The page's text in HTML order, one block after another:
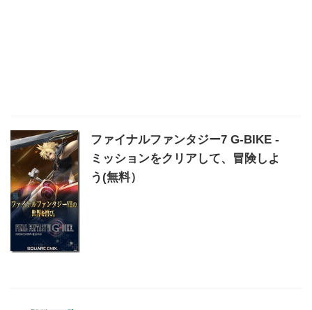
ファイナルファンタジー7 G-BIKE -
ミッションをクリアして、冒険しよ
う(無料）